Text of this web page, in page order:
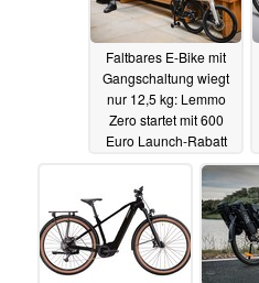
Faltbares E-Bike mit
Gangschaltung wiegt
nur 12,5 kg: Lemmo
Zero startet mit 600
Euro Launch-Rabatt